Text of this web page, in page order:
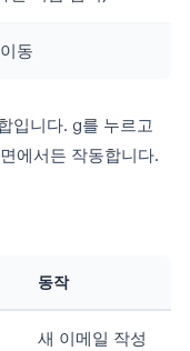
동
입니다. g를 누르고
에서든 작동합니다.
동작
새 이메일 작성